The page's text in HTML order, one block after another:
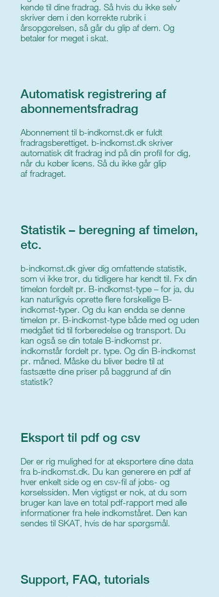
kende til dine fradrag. Så hvis du ikke selv
skriver dem i den korrekte rubrik i
årsopgørelsen, så går du glip af dem. Og
betaler for meget i skat.
Automatisk registrering af
abonnementsfradrag
Abonnement til b-indkomst.dk er fuldt
fradragsberettiget. b-indkomst.dk skriver
automatisk dit fradrag ind på din profil for dig,
når du køber licens. Så du ikke går glip
af fradraget.
Statistik – beregning af timeløn,
etc.
b-indkomst.dk giver dig omfattende statistik,
som vi ikke tror, du tidligere har kendt til. Fx din
timeløn fordelt pr. B-indkomst-type – for ja, du
kan naturligvis oprette flere forskellige B-
indkomst-typer. Og du kan endda se denne
timeløn pr. B-indkomst-type både med og uden
medgået tid til forberedelse og transport. Du
kan også se din totale B-indkomst pr.
indkomstår fordelt pr. type. Og din B-indkomst
pr. måned. Måske du bliver bedre til at
fastsætte dine priser på baggrund af din
statistik?
Eksport til pdf og csv
Der er rig mulighed for at eksportere dine data
fra b-indkomst.dk. Du kan generere en pdf af
hver enkelt side og en csv-fil af jobs- og
kørselssiden. Men vigtigst er nok, at du som
bruger kan lave en total pdf-rapport med alle
informationer fra hele indkomståret. Den kan
sendes til SKAT, hvis de har spørgsmål.
Support, FAQ, tutorials